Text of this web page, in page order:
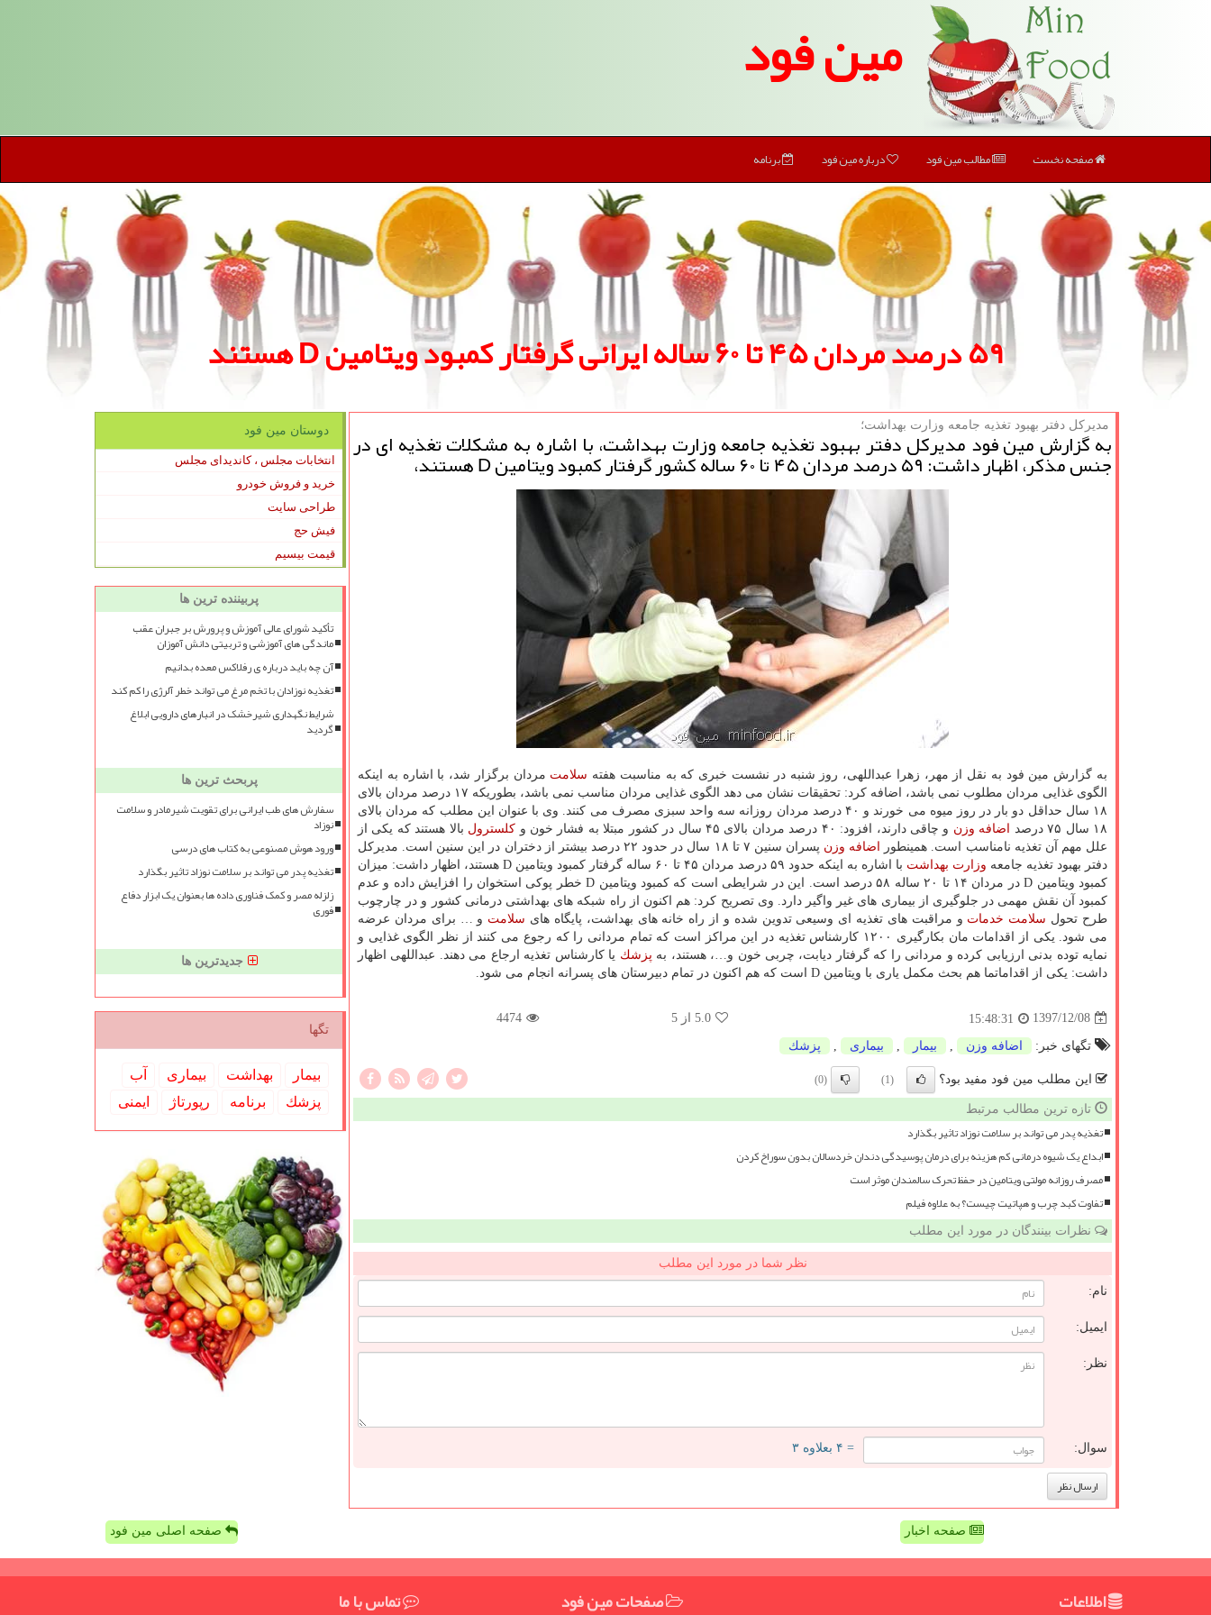
مین فود
صفحه نخست مطالب مین فود درباره مین فود برنامه
۵۹ درصد مردان ۴۵ تا ۶۰ ساله ایرانی گرفتار كمبود ویتامین D هستند
مدیركل دفتر بهبود تغذیه جامعه وزارت بهداشت؛
به گزارش مین فود مدیركل دفتر بهبود تغذیه جامعه وزارت بهداشت، با اشاره به مشكلات تغذیه ای در
جنس مذكر، اظهار داشت: ۵۹ درصد مردان ۴۵ تا ۶۰ ساله كشور گرفتار كمبود ویتامین D هستند،
به گزارش مین فود به نقل از مهر، زهرا عبداللهی، روز شنبه در نشست خبری كه به مناسبت هفته سلامت مردان برگزار شد، با اشاره به اینكه
الگوی غذایی مردان مطلوب نمی باشد، اضافه كرد: تحقیقات نشان می دهد الگوی غذایی مردان مناسب نمی باشد، بطوریكه ۱۷ درصد مردان بالای
۱۸ سال حداقل دو بار در روز میوه می خورند و ۴۰ درصد مردان روزانه سه واحد سبزی مصرف می كنند. وی با عنوان این مطلب كه مردان بالای
۱۸ سال ۷۵ درصد
اضافه وزن و چاقی دارند، افزود: ۴۰ درصد مردان بالای ۴۵ سال در كشور مبتلا به فشار خون و كلسترول بالا هستند كه یكی از
علل مهم آن تغذیه نامناسب است. همینطور
اضافه وزن
پسران سنین ۷ تا ۱۸ سال در حدود ۲۲ درصد بیشتر از دختران در این سنین است. مدیركل
دفتر بهبود تغذیه جامعه وزارت بهداشت
با اشاره به اینكه حدود ۵۹ درصد مردان ۴۵ تا ۶۰ ساله گرفتار كمبود ویتامین D هستند، اظهار داشت: میزان
كمبود ویتامین D در مردان ۱۴ تا ۲۰ ساله ۵۸ درصد است. این در شرایطی است كه كمبود ویتامین D خطر پوكی استخوان را افزایش داده و عدم
كمبود آن نقش مهمی در جلوگیری از بیماری های غیر واگیر دارد. وی تصریح كرد: هم اكنون از راه شبكه های بهداشتی درمانی كشور و در چارچوب
طرح تحول سلامت خدمات و مراقبت های تغذیه ای وسیعی تدوین شده و از راه خانه های بهداشت، پایگاه های سلامت و … برای مردان عرضه
می شود. یكی از اقدامات مان بكارگیری ۱۲۰۰ كارشناس تغذیه در این مراكز است كه تمام مردانی را كه رجوع می كنند از نظر الگوی غذایی و
نمایه توده بدنی ارزیابی كرده و مردانی را كه گرفتار دیابت، چربی خون و…، هستند، به پزشك یا كارشناس تغذیه ارجاع می دهند. عبداللهی اظهار
داشت: یكی از اقداماتما هم بحث مكمل یاری با ویتامین D است كه هم اكنون در تمام دبیرستان های پسرانه انجام می شود.
1397/12/08
15:48:31
5.0 از 5 4474
تگهای خبر: اضافه وزن بیمار بیماری پزشك
این مطلب مین فود مفید بود؟ (1)
(0)
تازه ترین مطالب مرتبط
تغذیه پدر می تواند بر سلامت نوزاد تاثیر بگذارد
ابداع یک شیوه درمانی کم هزینه برای درمان پوسیدگی دندان خردسالان بدون سوراخ کردن
مصرف روزانه مولتی ویتامین در حفظ تحرک سالمندان موثر است
تفاوت کبد چرب و هپاتیت چیست؟ به علاوه فیلم
نظرات بینندگان در مورد این مطلب
نظر شما در مورد این مطلب
نام:
ایمیل:
نظر:
سوال: = ۴ بعلاوه ۳
دوستان مین فود
انتخابات مجلس ، کاندیدای مجلس
خرید و فروش خودرو
طراحی سایت
فیش حج
قیمت بیسیم
پربیننده ترین ها
تأکید شورای عالی آموزش و پرورش بر جبران عقب
ماندگی های آموزشی و تربیتی دانش آموزان
آن چه باید درباره ی رفلاکس معده بدانیم
تغذیه نوزادان با تخم مرغ می تواند خطر آلرژی را کم کند
شرایط نگهداری شیرخشک در انبارهای دارویی ابلاغ
گردید
پربحث ترین ها
سفارش های طب ایرانی برای تقویت شیرمادر و سلامت
نوزاد
ورود هوش مصنوعی به کتاب های درسی
تغذیه پدر می تواند بر سلامت نوزاد تاثیر بگذارد
زلزله مصر و کمک فناوری داده ها بعنوان یک ابزار دفاع
فوری
جدیدترین ها
تگها
بیمار بهداشت بیماری
آب
پزشك
برنامه رپورتاژ ایمنی
صفحه اخبار صفحه اصلی مین فود
اطلاعات صفحات مین فود تماس با ما